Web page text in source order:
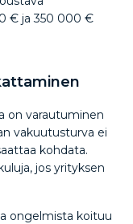
€ ja 350 000 €
on varautuminen
vakuutusturva ei
kohdata.
jos yrityksen
ongelmista koituu